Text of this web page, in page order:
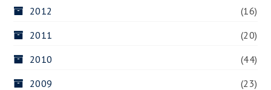
2012
(16)
2011
(20)
2010
(44)
2009
(23)